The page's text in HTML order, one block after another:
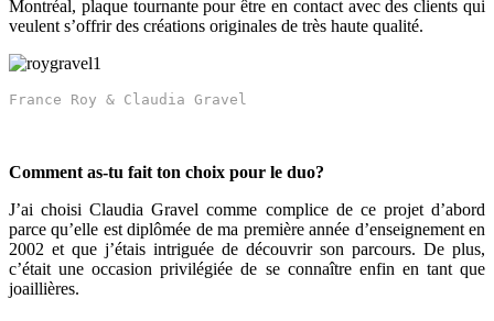
Montréal, plaque tournante pour être en contact avec des clients qui
veulent s’offrir des créations originales de très haute qualité.
France Roy & Claudia Gravel
Comment as-tu fait ton choix pour le duo?
J’ai choisi Claudia Gravel comme complice de ce projet d’abord
parce qu’elle est diplômée de ma première année d’enseignement en
2002 et que j’étais intriguée de découvrir son parcours. De plus,
c’était une occasion privilégiée de se connaître enfin en tant que
joaillières.